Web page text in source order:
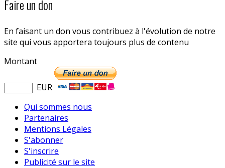
Faire un don
En faisant un don vous contribuez à l'évolution de notre
site qui vous apportera toujours plus de contenu
Montant
EUR
Qui sommes nous
Partenaires
Mentions Légales
S'abonner
S'inscrire
Publicité sur le site